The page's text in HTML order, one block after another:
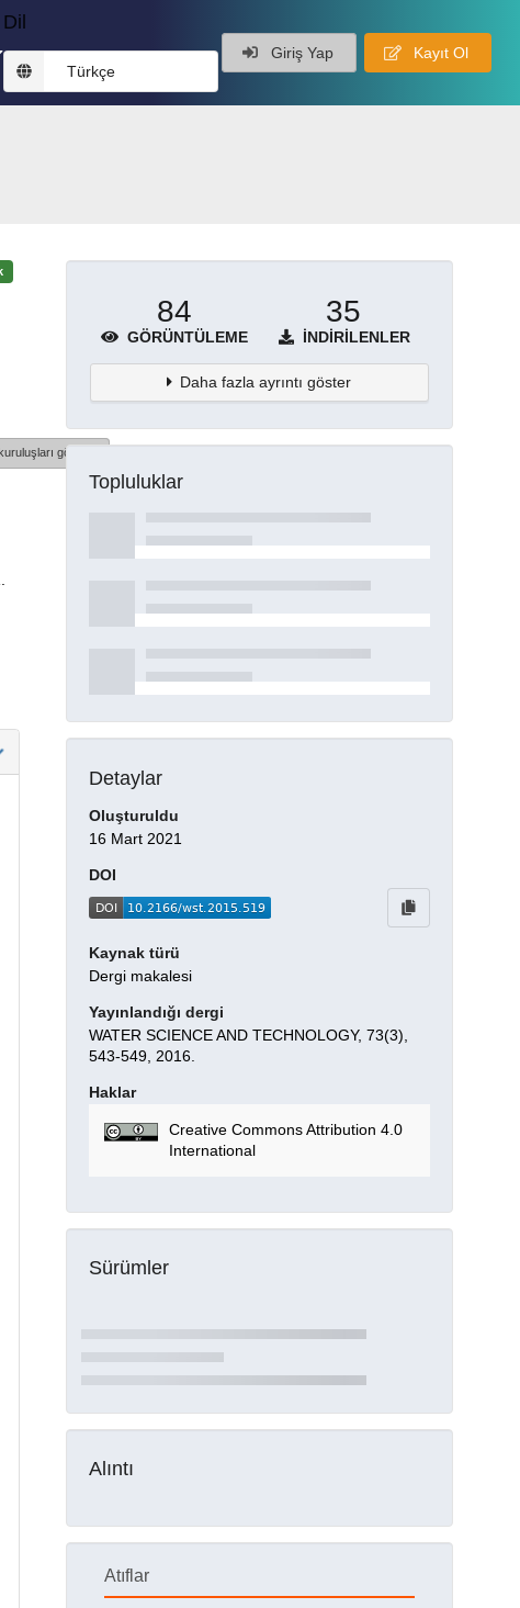
Dil
Türkçe
Giriş Yap Kayıt Ol
göster
84
GÖRÜNTÜLEME
35
İNDIRILENLER
Daha fazla ayrıntı göster
Topluluklar
Detaylar
Oluşturuldu
16 Mart 2021
DOI
Kaynak türü
Dergi makalesi
Yayınlandığı dergi
WATER SCIENCE AND TECHNOLOGY, 73(3),
543-549, 2016.
Haklar
Creative Commons Attribution 4.0
International
Sürümler
Alıntı
Atıflar